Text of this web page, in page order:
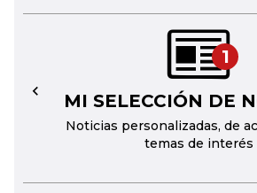
1
MI SELECCIÓN DE
Noticias personalizadas, de
temas de interés
←